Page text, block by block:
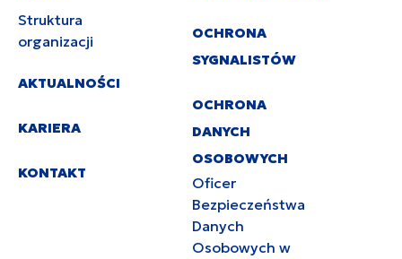
Struktura
organizacji
AKTUALNOŚCI
KARIERA
KONTAKT
OCHRONA
SYGNALISTÓW
OCHRONA
DANYCH
OSOBOWYCH
Oficer
Bezpieczeństwa
Danych
Osobowych w